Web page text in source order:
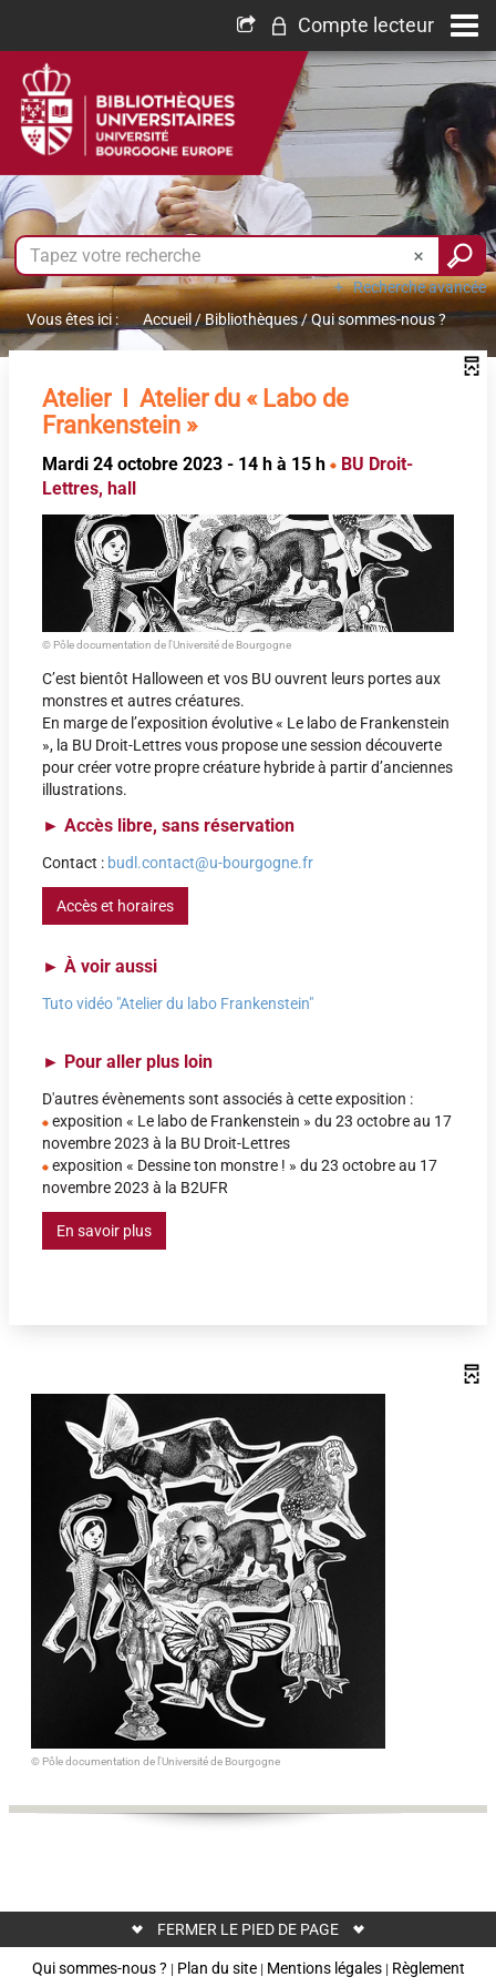
Compte lecteur
Recherche avancée
Vous êtes ici :
Accueil /Bibliothèques/Qui sommes-nous ?
Atelier I Atelier du « Labo de
Frankenstein »
Mardi 24 octobre 2023 - 14 h à 15 h
BU Droit-
Lettres, hall
© Pôle documentation de l'Université de Bourgogne
C’est bientôt Halloween et vos BU ouvrent leurs portes aux
monstres et autres créatures.
En marge de l’exposition évolutive « Le labo de Frankenstein
», la BU Droit-Lettres vous propose une session découverte
pour créer votre propre créature hybride à partir d’anciennes
illustrations.
► Accès libre, sans réservation
Contact : budl.contact@u-bourgogne.fr
Accès et horaires
► À voir aussi
Tuto vidéo "Atelier du labo Frankenstein"
► Pour aller plus loin
D'autres évènements sont associés à cette exposition :
exposition « Le labo de Frankenstein » du 23 octobre au 17
novembre 2023 à la BU Droit-Lettres
exposition « Dessine ton monstre ! » du 23 octobre au 17
novembre 2023 à la B2UFR
En savoir plus
© Pôle documentation de l'Université de Bourgogne
FERMER LE PIED DE PAGE
Qui sommes-nous ? | Plan du site| Mentions légales| Règlement